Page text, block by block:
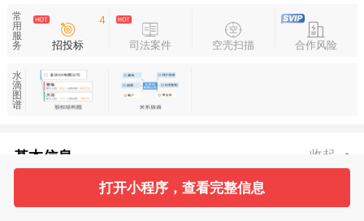
常
用
服
务
4
招投标 司法案件 空壳扫描 合作风险
水
滴
图
谱
基本信息 收起
2 2
打开小程序，查看完整信息